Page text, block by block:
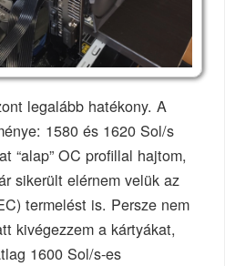
legalább hatékony. A
1580 és 1620 Sol/s
“alap” OC profillal hajtom,
sikerült elérnem velük az
termelést is. Persze nem
kivégezzem a kártyákat,
1600 Sol/s-es